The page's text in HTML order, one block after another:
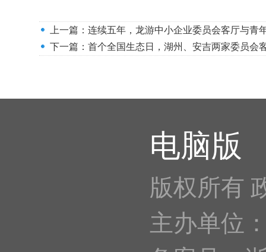
上一篇： 连续五年，龙游中小企业委员会客厅与青
下一篇： 首个全国生态日，湖州、安吉两家委员会
电脑版
版权所有
主办单位